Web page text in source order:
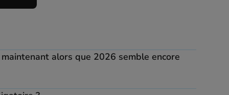
alors que 2026 semble encore